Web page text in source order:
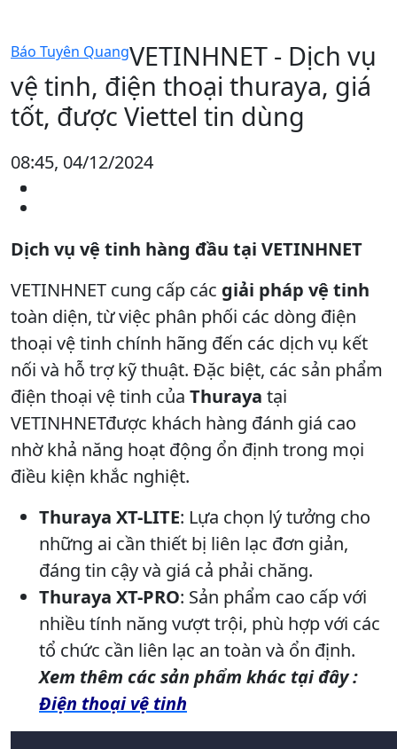
Báo Tuyên QuangVETINHNET - Dịch vụ
vệ tinh, điện thoại thuraya, giá
tốt, được Viettel tin dùng
08:45, 04/12/2024
Dịch vụ vệ tinh hàng đầu tại VETINHNET
VETINHNET cung cấp các giải pháp vệ tinh
toàn diện, từ việc phân phối các dòng điện
thoại vệ tinh chính hãng đến các dịch vụ kết
nối và hỗ trợ kỹ thuật. Đặc biệt, các sản phẩm
điện thoại vệ tinh của Thuraya tại
VETINHNETđược khách hàng đánh giá cao
nhờ khả năng hoạt động ổn định trong mọi
điều kiện khắc nghiệt.
Thuraya XT-LITE: Lựa chọn lý tưởng cho
những ai cần thiết bị liên lạc đơn giản,
đáng tin cậy và giá cả phải chăng.
Thuraya XT-PRO: Sản phẩm cao cấp với
nhiều tính năng vượt trội, phù hợp với các
tổ chức cần liên lạc an toàn và ổn định.
Xem thêm các sản phẩm khác tại đây :
Điện thoại vệ tinh